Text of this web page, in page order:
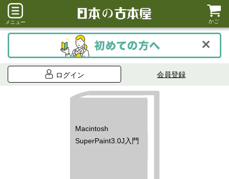
メニュー かご
ログイン 会員登録
Macintosh
SuperPaint3.0J入門